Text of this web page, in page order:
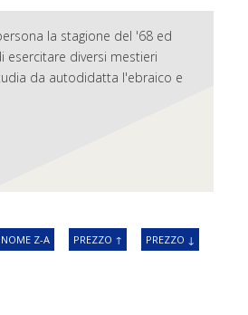
la stagione del '68 ed
esercitare diversi mestieri
da autodidatta l'ebraico e
NOME Z-A PREZZO ↑ PREZZO ↓